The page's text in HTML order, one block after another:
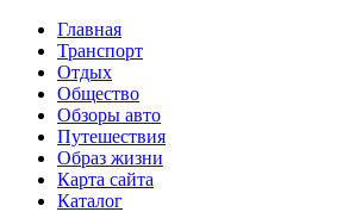
Главная
Транспорт
Отдых
Общество
Обзоры авто
Путешествия
Образ жизни
Карта сайта
Каталог